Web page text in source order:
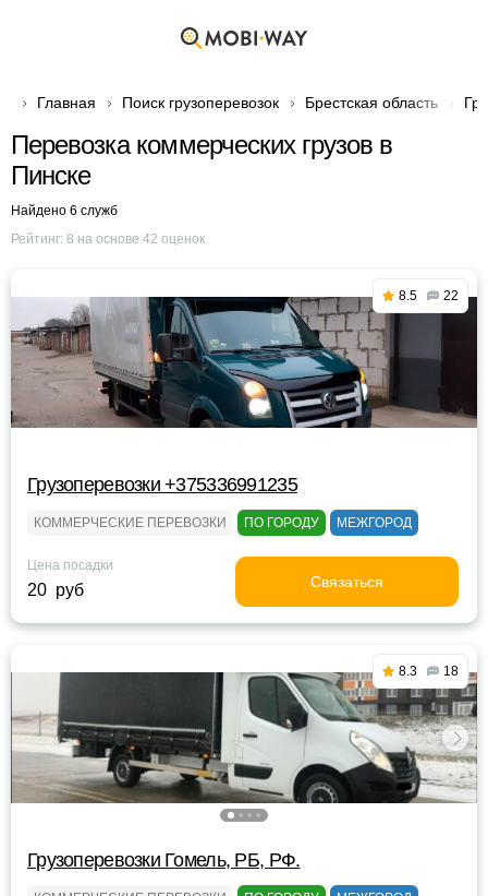
Главная Поиск грузоперевозок Брестская область
Перевозка коммерческих грузов в
Пинске
Найдено 6 служб
Рейтинг: 8 на основе 42 оценок
8.5 22
Грузоперевозки +375336991235
КОММЕРЧЕСКИЕ ПЕРЕВОЗКИ ПО ГОРОДУ МЕЖГОРОД
Цена посадки
20 руб Связаться
8.3 18
Грузоперевозки Гомель, РБ, РФ.